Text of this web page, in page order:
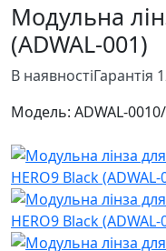
Модульна
(ADWAL-001)
В наявностіГарантія
Модель: ADWAL-001